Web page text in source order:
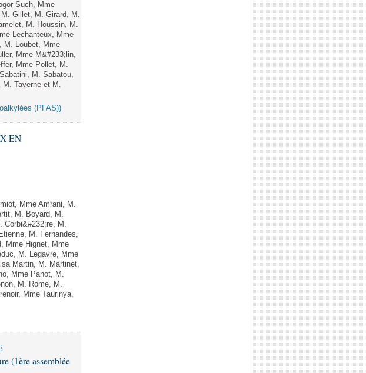
Such, Mme
Gillet, M. Girard, M.
M. Houssin, M.
Lechanteux, Mme
M. Loubet, Mme
Mme M&#233;lin,
Mme Pollet, M.
M. Sabatou,
M. Taverne et M.
(PFAS))
EN
Mme Amrani, M.
M. Boyard, M.
Corbi&#232;re, M.
M. Fernandes,
Mme Hignet, Mme
M. Legavre, Mme
Martin, M. Martinet,
Mme Panot, M.
M. Rome, M.
Mme Taurinya,
(1ère assemblée